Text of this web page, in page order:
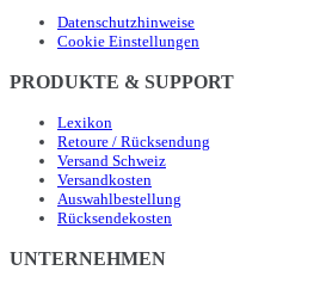
Datenschutzhinweise
Cookie Einstellungen
PRODUKTE & SUPPORT
Lexikon
Retoure / Rücksendung
Versand Schweiz
Versandkosten
Auswahlbestellung
Rücksendekosten
UNTERNEHMEN